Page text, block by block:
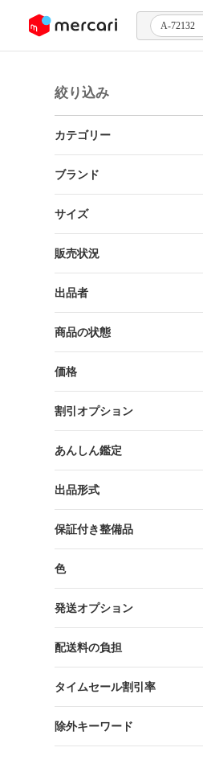
ツにスキップ A-72132
絞り込み
カテゴリー
ブランド
サイズ
販売状況
出品者
商品の状態
価格
割引オプション
あんしん鑑定
出品形式
保証付き整備品
色
発送オプション
配送料の負担
タイムセール割引率
除外キーワード